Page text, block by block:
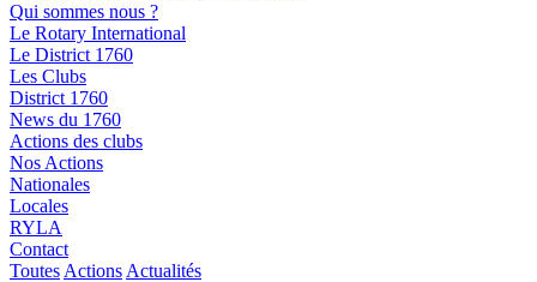
Qui sommes nous ?
Le Rotary International
Le District 1760
Les Clubs
District 1760
News du 1760
Actions des clubs
Nos Actions
Nationales
Locales
RYLA
Contact
Toutes Actions Actualités